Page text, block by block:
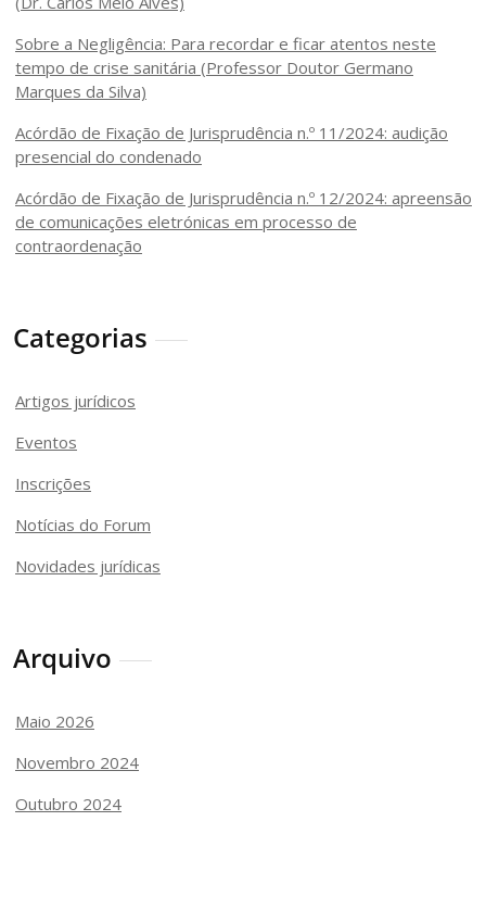
Sobre a Negligência: Para recordar e ficar atentos neste
tempo de crise sanitária (Professor Doutor Germano
Marques da Silva)
Acórdão de Fixação de Jurisprudência n.º 11/2024: audição
presencial do condenado
Acórdão de Fixação de Jurisprudência n.º 12/2024: apreensão
de comunicações eletrónicas em processo de
contraordenação
Categorias
Artigos jurídicos
Eventos
Inscrições
Notícias do Forum
Novidades jurídicas
Arquivo
Maio 2026
Novembro 2024
Outubro 2024